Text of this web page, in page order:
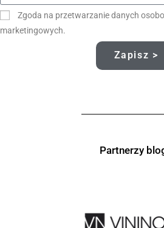
Zgoda na przetwarzanie danych
marketingowych.
Zapisz >
Partnerzy